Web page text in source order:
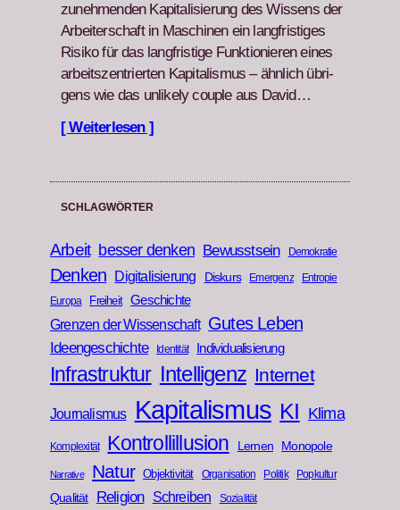
zunehmenden Kap­i­tal­isierung des Wis­sens der
Arbeit­er­schaft in Maschi­nen ein langfristiges
Risiko für das langfristige Funk­tion­ieren eines
arbeit­szen­tri­erten Kap­i­tal­is­mus – ähn­lich übri­
gens wie das unlike­ly cou­ple aus David…
[ Weiterlesen ]
SCHLAGWÖRTER
Arbeit besser denken Bewusstsein Demokratie
Denken Digitalisierung Diskurs Emergenz
Entropie
Europa
Freiheit Geschichte
Grenzen der Wissenschaft Gutes Leben
Ideengeschichte Identität Individualisierung
Infrastruktur Intelligenz Internet
Journalismus Kapitalismus KI Klima
Komplexität Kontrollillusion Lernen Monopole
Narrative Natur Objektivität Organisation Politik Popkultur
Qualität Religion Schreiben Sozialität